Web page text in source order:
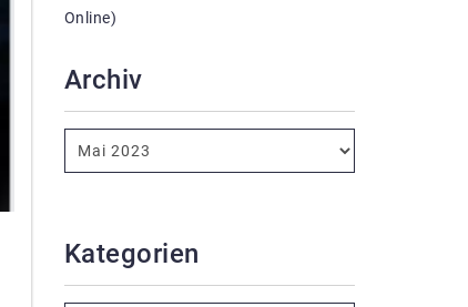
Online)
Archiv
Kategorien